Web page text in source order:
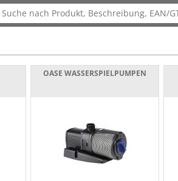
OASE WASSERSPIELPUMPEN